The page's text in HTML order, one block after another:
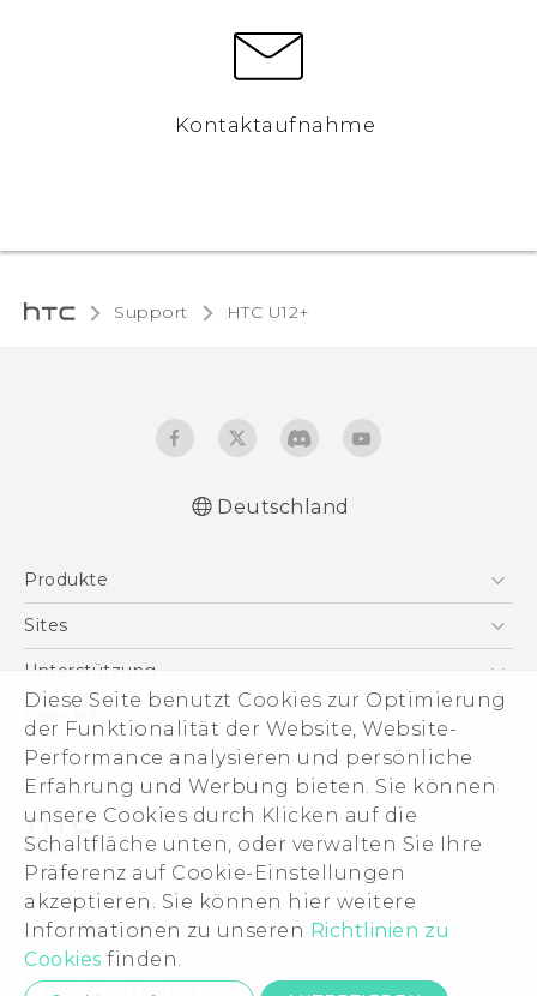
Diese Seite benutzt Cookies zur Optimierung
der Funktionalität der Website, Website-
Performance analysieren und persönliche
Erfahrung und Werbung bieten. Sie können
unsere Cookies durch Klicken auf die
Schaltfläche unten, oder verwalten Sie Ihre
Präferenz auf Cookie-Einstellungen
akzeptieren. Sie können hier weitere
Informationen zu unseren Richtlinien zu
Cookies finden.
Kontaktaufnahme
Support HTC U12+‎
Deutschland
Produkte
Smartphones
VIVE
Zubehör
Sites
HTC Dev
HTC Vive
Unterstützung
Unterstützung
eCommerce Support
Über HTC
ESG
Impressum
Investor
Cookie Preferences
Offene Stellen
Security and Privacy Whitepaper
© 2011-2026 HTC Corporation
Legal Terms
Datenschutzkontakt: Global-Privacy@htc.com